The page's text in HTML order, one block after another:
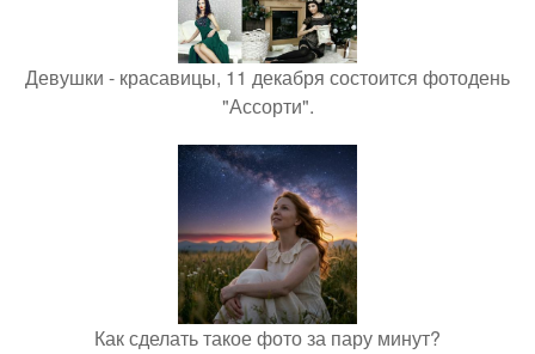
Девушки - красавицы, 11 декабря состоится фотодень
"Ассорти".
Как сделать такое фото за пару минут?